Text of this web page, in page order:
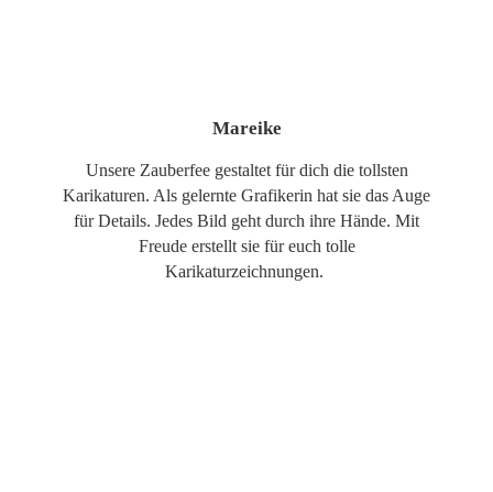
Mareike
Unsere Zauberfee gestaltet für dich die tollsten
Karikaturen. Als gelernte Grafikerin hat sie das Auge
für Details. Jedes Bild geht durch ihre Hände. Mit
Freude erstellt sie für euch tolle
Karikaturzeichnungen.